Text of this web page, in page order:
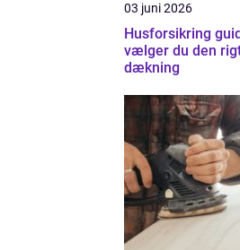
03 juni 2026
Husforsikring
vælger du den
dækning